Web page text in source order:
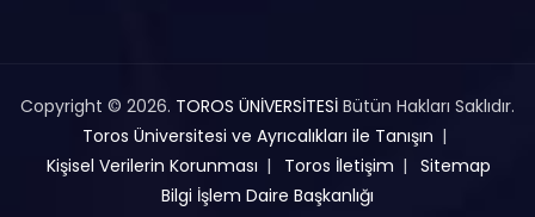
Copyright © 2026. TOROS ÜNİVERSİTESİ Bütün Hakları Saklıdır.
Toros Üniversitesi ve Ayrıcalıkları ile Tanışın
Kişisel Verilerin Korunması
Toros İletişim
Sitemap
Bilgi İşlem Daire Başkanlığı